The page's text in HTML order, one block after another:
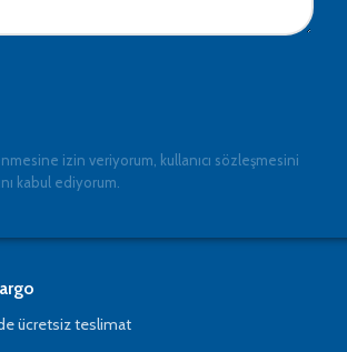
izin veriyorum, kullanıcı sözleşmesini
kabul ediyorum.
ücretsiz teslimat